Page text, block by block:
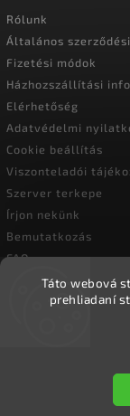
Táto webová
prehliadaní
Rólunk
Általános
Fizetési módok
Házhozszállítási
Elérhetőség
Adatvédelmi
Cookie beállítás
Viszonteladói
Szerver terkepe
Írjon nekünk
Bemutatkozás
FAQ
Vásárlási útmutató